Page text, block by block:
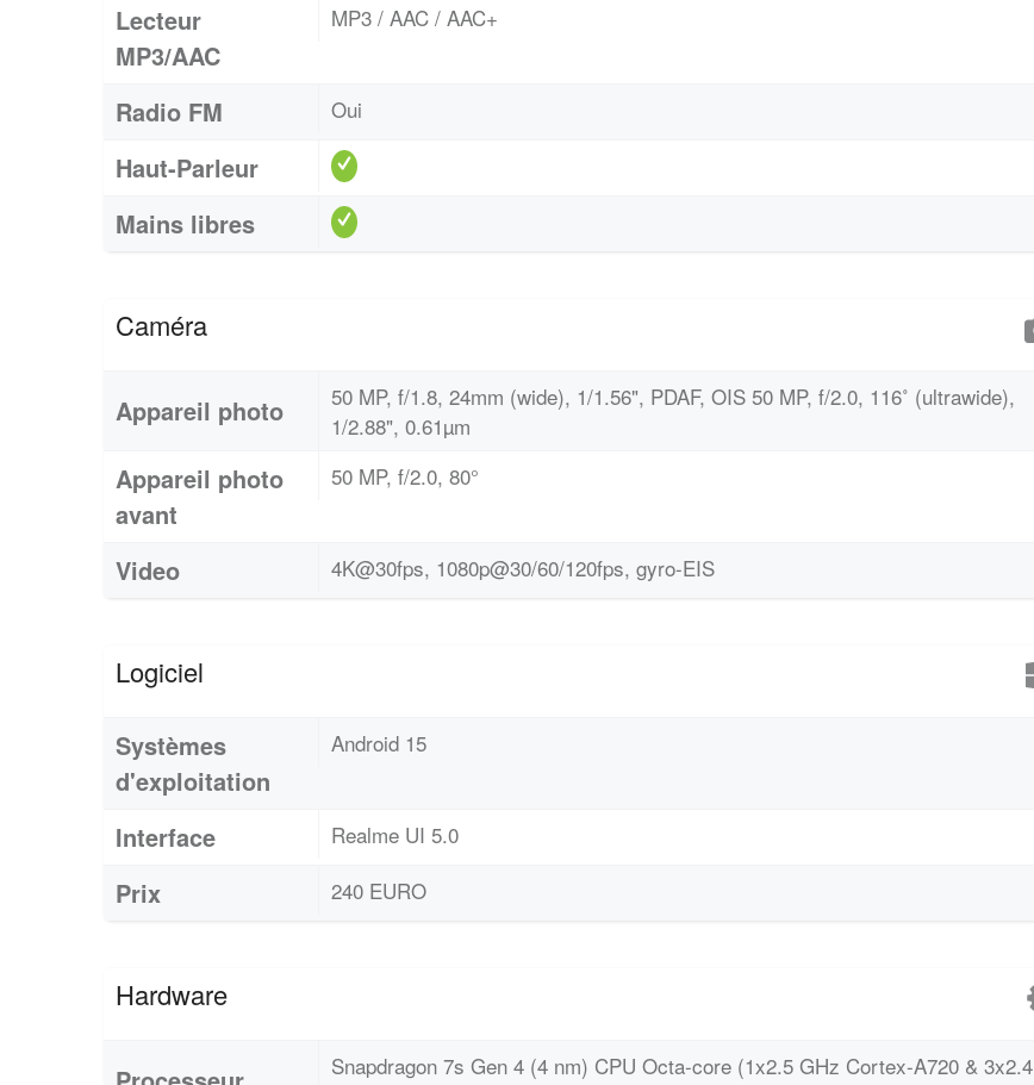
Lecteur
MP3/AAC
MP3 / AAC / AAC+
Radio FM Oui
Haut-Parleur
Mains libres
Caméra
Appareil photo
50 MP, f/1.8, 24mm (wide), 1/1.56", PDAF, OIS 50 MP, f/2.0, 116˚ (ultrawide),
1/2.88", 0.61µm
Appareil photo
avant
50 MP, f/2.0, 80°
Video 4K@30fps, 1080p@30/60/120fps, gyro-EIS
Logiciel
Systèmes
d'exploitation
Android 15
Interface Realme UI 5.0
Prix 240 EURO
Hardware
Snapdragon 7s Gen 4 (4 nm) CPU Octa-core (1x2.5 GHz Cortex-A720 & 3x2.4